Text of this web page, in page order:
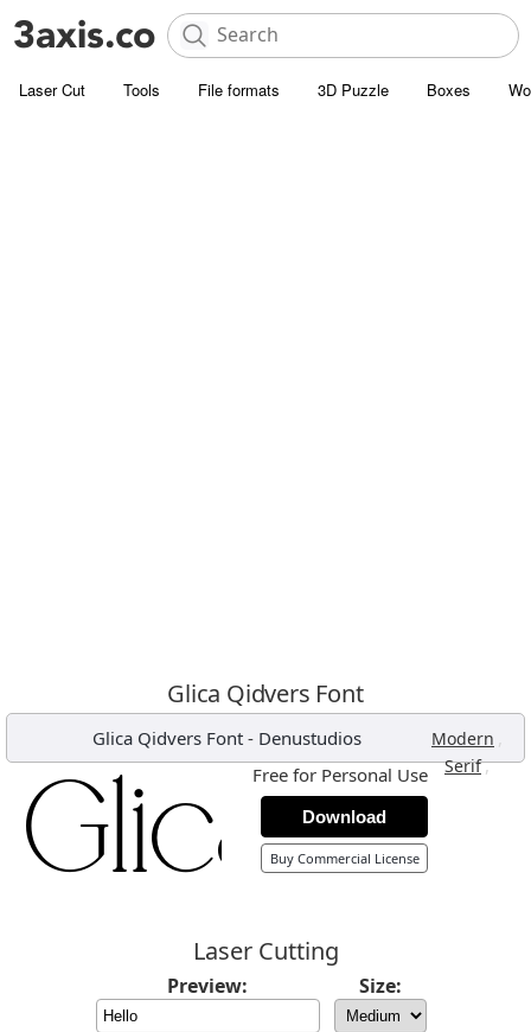
Laser Cut Tools File formats 3D Puzzle Boxes
Glica Qidvers Font
Glica Qidvers Font- Denustudios Modern ,
Serif,
Free for Personal Use
Download
Buy Commercial License
Laser Cutting
Preview: Size: